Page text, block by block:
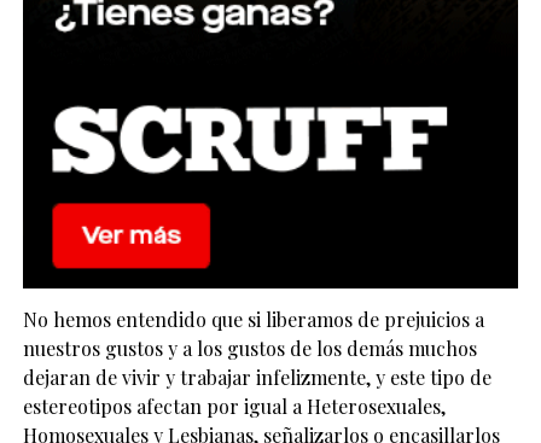
No hemos entendido que si liberamos de prejuicios a
nuestros gustos y a los gustos de los demás muchos
dejaran de vivir y trabajar infelizmente, y este tipo de
estereotipos afectan por igual a Heterosexuales,
Homosexuales y Lesbianas, señalizarlos o encasillarlos